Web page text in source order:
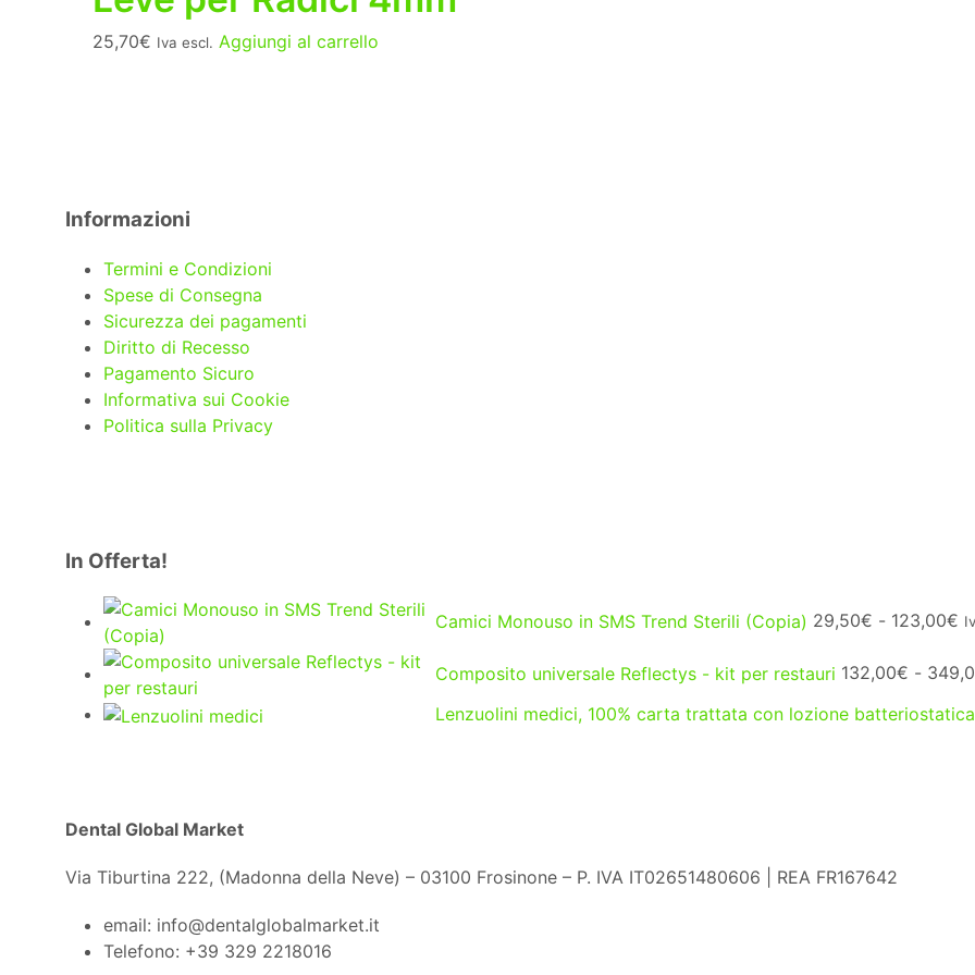
25,70€ Iva escl. Aggiungi al carrello
Informazioni
Termini e Condizioni
Spese di Consegna
Sicurezza dei pagamenti
Diritto di Recesso
Pagamento Sicuro
Informativa sui Cookie
Politica sulla Privacy
In Offerta!
Camici Monouso in SMS Trend Sterili (Copia) 29,50€ - 123,00€
da
Composito universale Reflectys - kit per restauri 132,00€ -
Lenzuolini medici, 100% carta trattata con lozione batteriostatica
Dental Global Market
Via Tiburtina 222, (Madonna della Neve) – 03100 Frosinone – P. IVA IT02651480606 | REA FR167642
email: info@dentalglobalmarket.it
Telefono: +39 329 2218016